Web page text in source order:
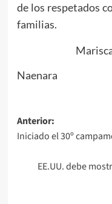
de los respetados
familias.
Naenara
Navegación
de
entradas
Anterior:
Iniciado el 30º
EE.UU. debe